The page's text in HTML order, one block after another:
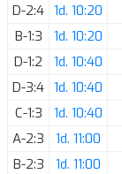
D-2:4 1d. 10:20
B-1:3
1d. 10:20
D-1:2
1d. 10:40
D-3:4 1d. 10:40
C-1:3
1d. 10:40
A-2:3
1d. 11:00
B-2:3
1d. 11:00